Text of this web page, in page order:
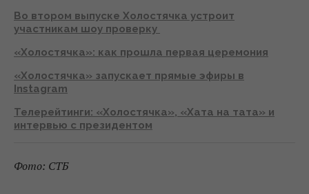
Во втором выпуске Холостячка устроит
участникам шоу проверку
«Холостячка»: как прошла первая церемония
«Холостячка» запускает прямые эфиры в
Instagram
Телерейтинги: «Холостячка», «Хата на тата» и
интервью с президентом
Фото: СТБ